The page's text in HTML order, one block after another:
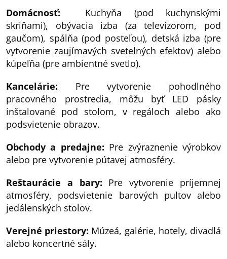
Domácnosť:
Kuchyňa (pod kuchynskými
skriňami), obývacia izba (za televízorom, pod
gaučom), spálňa (pod posteľou), detská izba (pre
vytvorenie zaujímavých svetelných efektov) alebo
kúpeľňa (pre ambientné svetlo).
Kancelárie: Pre vytvorenie pohodlného
pracovného prostredia, môžu byť LED pásky
inštalované pod stolom, v regáloch alebo ako
podsvietenie obrazov.
Obchody a predajne: Pre zvýraznenie výrobkov
alebo pre vytvorenie pútavej atmosféry.
Reštaurácie a bary: Pre vytvorenie príjemnej
atmosféry, podsvietenie barových pultov alebo
jedálenských stolov.
Verejné priestory: Múzeá, galérie, hotely, divadlá
alebo koncertné sály.